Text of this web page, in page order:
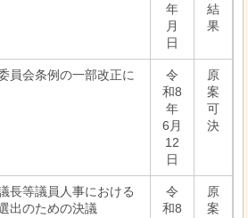
年
月
日
結
果
員会条例の一部改正に
令
和8
年
6月
12
日
原
案
可
決
長等議員人事における
出のための決議
令
和8
原
案